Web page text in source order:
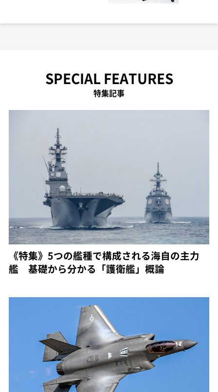
SPECIAL FEATURES
特集記事
《特集》5つの艦種で構成される海自の主力
艦 基礎から分かる「護衛艦」概論